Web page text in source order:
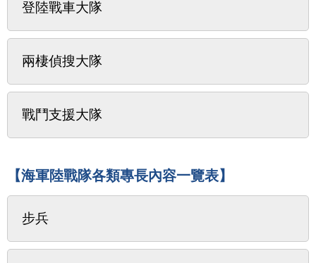
登陸戰車大隊
兩棲偵搜大隊
戰鬥支援大隊
【海軍陸戰隊各類專長內容一覽表】
步兵